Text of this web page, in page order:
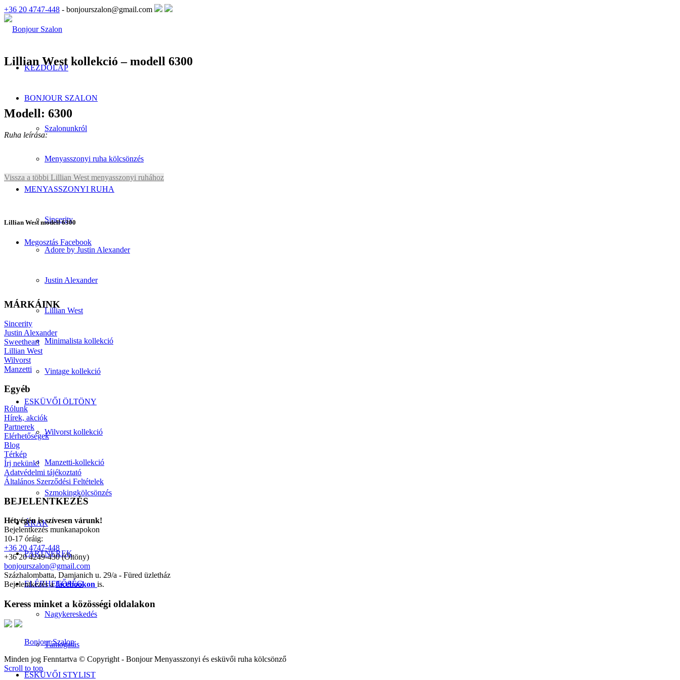
+36 20 4747-448 - bonjourszalon@gmail.com
KEZDŐLAP
BONJOUR SZALON
Szalonunkról
Menyasszonyi ruha kölcsönzés
MENYASSZONYI RUHA
Sincerity
Adore by Justin Alexander
Justin Alexander
Lillian West
Minimalista kollekció
Vintage kollekció
ESKÜVŐI ÖLTÖNY
Wilvorst kollekció
Manzetti-kollekció
Szmokingkölcsönzés
ÁRAK
PARTNEREK
ELÉRHETŐSÉG
Nagykereskedés
Támogatás
ESKÜVŐI STYLIST
Lillian West kollekció – modell 6300
Modell: 6300
Ruha leírása:
Vissza a többi Lillian West menyasszonyi ruhához
Lillian West modell 6300
Megosztás Facebook
MÁRKÁINK
Sincerity
Justin Alexander
Sweetheart
Lillian West
Wilvorst
Manzetti
Egyéb
Rólunk
Hírek, akciók
Partnerek
Elérhetőségek
Blog
Térkép
Írj nekünk!
Adatvédelmi tájékoztató
Általános Szerződési Feltételek
BEJELENTKEZÉS
Hétvégén is szívesen várunk!
Bejelentkezés munkanapokon
10-17 óráig:
+36 20 4747-448
+36 20 4249-430 (Öltöny)
bonjourszalon@gmail.com
Százhalombatta, Damjanich u. 29/a - Füred üzletház
Bejelentkezés afacebookon is.
Keress minket a közösségi oldalakon
Bonjour Szalon
Minden jog Fenntartva © Copyright - Bonjour Menyasszonyi és esküvői ruha kölcsönző
Scroll to top